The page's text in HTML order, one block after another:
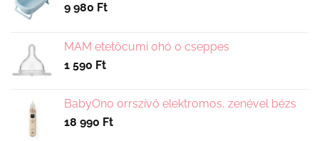
9 980 Ft
MAM etetőcumi 0hó 0 cseppes
1 590 Ft
BabyOno orrszívó elektromos, zenével bézs
18 990 Ft